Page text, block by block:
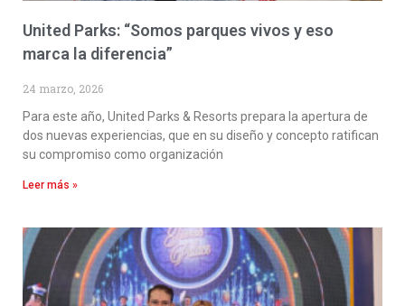
United Parks: “Somos parques vivos y eso
marca la diferencia”
24 marzo, 2026
Para este año, United Parks & Resorts prepara la apertura de
dos nuevas experiencias, que en su diseño y concepto ratifican
su compromiso como organización
Leer más »